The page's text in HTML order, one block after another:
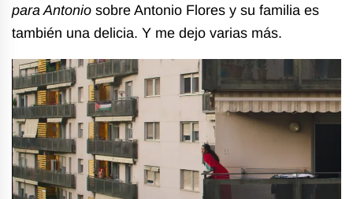
para Antonio sobre Antonio Flores y su familia es
también una delicia. Y me dejo varias más.